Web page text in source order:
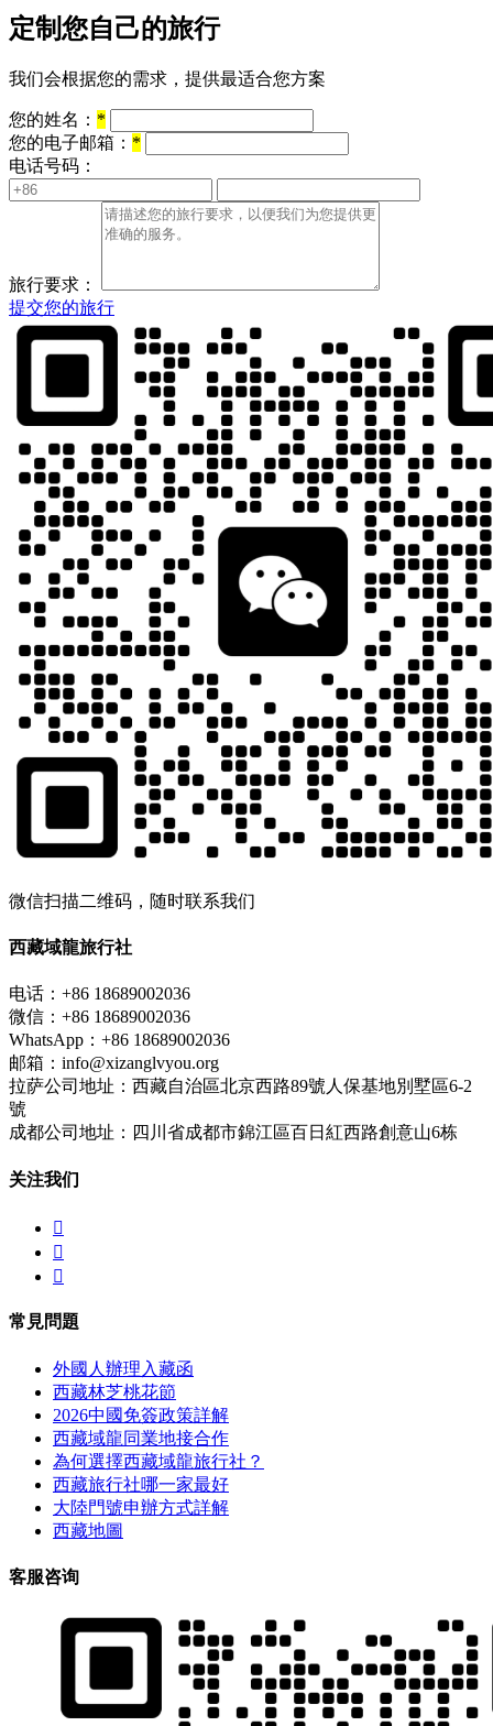
定制您自己的旅行
我们会根据您的需求，提供最适合您方案
您的姓名： *
您的电子邮箱： *
电话号码：
旅行要求：
提交您的旅行
微信扫描二维码，随时联系我们
西藏域龍旅行社
电话：+86 18689002036
微信：+86 18689002036
WhatsApp：+86 18689002036
邮箱：info@xizanglvyou.org
拉萨公司地址：西藏自治區北京西路89號人保基地別墅區6-2
號
成都公司地址：四川省成都市錦江區百日紅西路創意山6栋
关注我们



常見問題
外國人辦理入藏函
西藏林芝桃花節
2026中國免簽政策詳解
西藏域龍同業地接合作
為何選擇西藏域龍旅行社？
西藏旅行社哪一家最好
大陸門號申辦方式詳解
西藏地圖
客服咨询